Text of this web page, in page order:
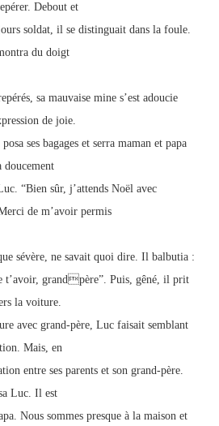
Debout et
soldat, il se distinguait dans la foule.
du doigt
sa mauvaise mine s’est adoucie
de joie.
ses bagages et serra maman et papa
doucement
“Bien sûr, j’attends Noël avec
de m’avoir permis
sévère, ne savait quoi dire. Il balbutia :
t’avoir, grandpère”. Puis, gêné, il prit
la voiture.
avec grand-père, Luc faisait semblant
Mais, en
entre ses parents et son grand-père.
Luc. Il est
Nous sommes presque à la maison et